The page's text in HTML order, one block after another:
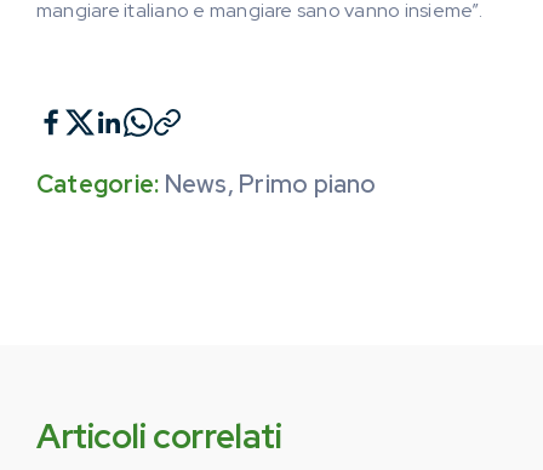
mangiare italiano e mangiare sano vanno insieme”.
Categorie: News, Primo piano
Articoli correlati